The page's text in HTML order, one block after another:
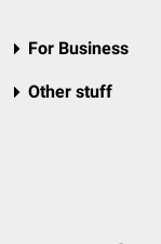
For Business
Other stuff